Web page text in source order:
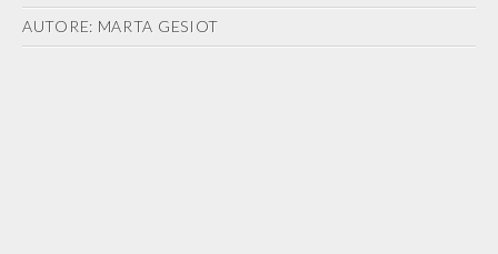
AUTORE: MARTA GESIOT